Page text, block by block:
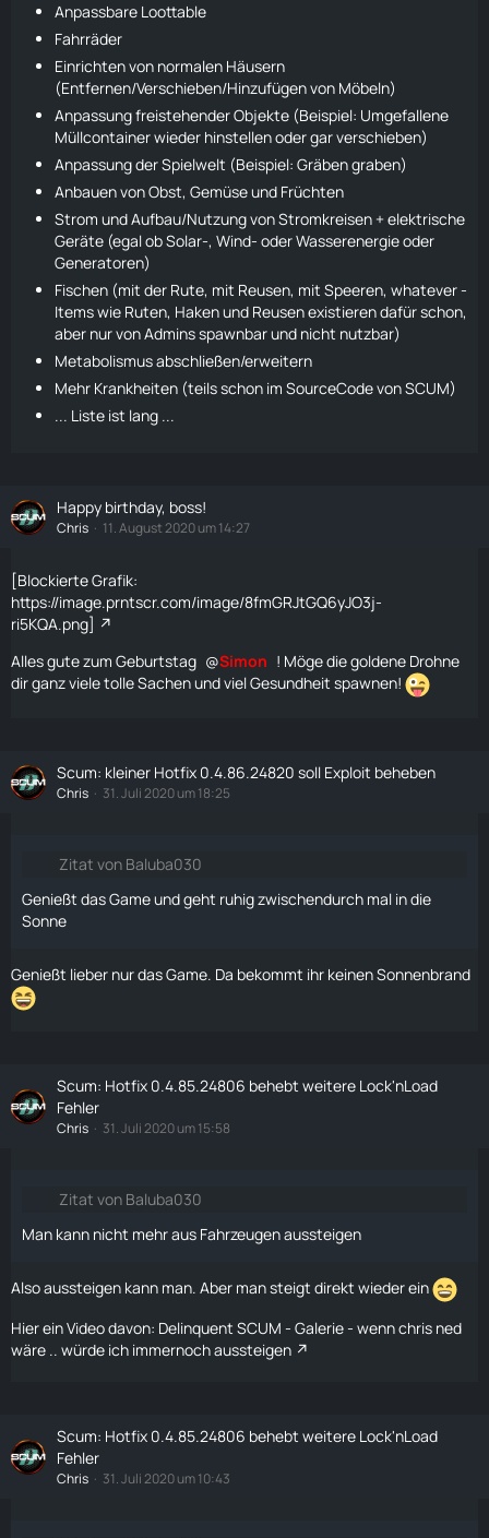
Anpassbare Loottable
Fahrräder
Einrichten von normalen Häusern
(Entfernen/Verschieben/Hinzufügen von Möbeln)
Anpassung freistehender Objekte (Beispiel: Umgefallene
Müllcontainer wieder hinstellen oder gar verschieben)
Anpassung der Spielwelt (Beispiel: Gräben graben)
Anbauen von Obst, Gemüse und Früchten
Strom und Aufbau/Nutzung von Stromkreisen + elektrische
Geräte (egal ob Solar-, Wind- oder Wasserenergie oder
Generatoren)
Fischen (mit der Rute, mit Reusen, mit Speeren, whatever -
Items wie Ruten, Haken und Reusen existieren dafür schon,
aber nur von Admins spawnbar und nicht nutzbar)
Metabolismus abschließen/erweitern
Mehr Krankheiten (teils schon im SourceCode von SCUM)
... Liste ist lang ...
Happy birthday, boss!
Chris 11. August 2020 um 14:27
[Blockierte Grafik:
https://image.prntscr.com/image/8fmGRJtGQ6yJO3j-
ri5KQA.png]
Alles gute zum Geburtstag
Simon ! Möge die goldene Drohne
dir ganz viele tolle Sachen und viel Gesundheit spawnen!
Scum: kleiner Hotfix 0.4.86.24820 soll Exploit beheben
Chris 31. Juli 2020 um 18:25
Zitat von Baluba030
Genießt das Game und geht ruhig zwischendurch mal in die
Sonne
Genießt lieber nur das Game. Da bekommt ihr keinen Sonnenbrand
Scum: Hotfix 0.4.85.24806 behebt weitere Lock'nLoad
Fehler
Chris 31. Juli 2020 um 15:58
Zitat von Baluba030
Man kann nicht mehr aus Fahrzeugen aussteigen
Also aussteigen kann man. Aber man steigt direkt wieder ein
Hier ein Video davon: Delinquent SCUM - Galerie - wenn chris ned
wäre .. würde ich immernoch aussteigen
Scum: Hotfix 0.4.85.24806 behebt weitere Lock'nLoad
Fehler
Chris 31. Juli 2020 um 10:43